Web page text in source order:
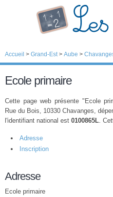
Accueil > Grand-Est> Aube >
Ecole primaire
Cette page web présente "Ecole
Rue du Bois, 10330 Chavanges,
l'identifiant national est 0100865L.
Adresse
Inscription
Adresse
Ecole primaire